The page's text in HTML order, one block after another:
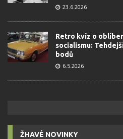
23.6.2026
Retro kvíz o
socialismu:
bodů
6.5.2026
ŽHAVÉ NOVINKY